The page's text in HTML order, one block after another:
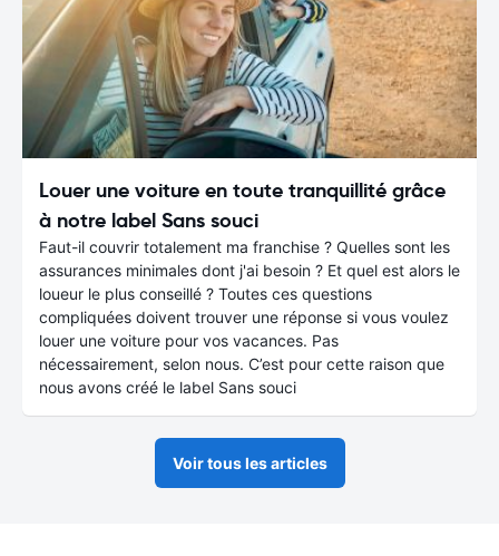
Louer une voiture en toute tranquillité grâce
à notre label Sans souci
Faut-il couvrir totalement ma franchise ? Quelles sont les
assurances minimales dont j'ai besoin ? Et quel est alors le
loueur le plus conseillé ? Toutes ces questions
compliquées doivent trouver une réponse si vous voulez
louer une voiture pour vos vacances. Pas
nécessairement, selon nous. C’est pour cette raison que
nous avons créé le label Sans souci
Voir tous les articles